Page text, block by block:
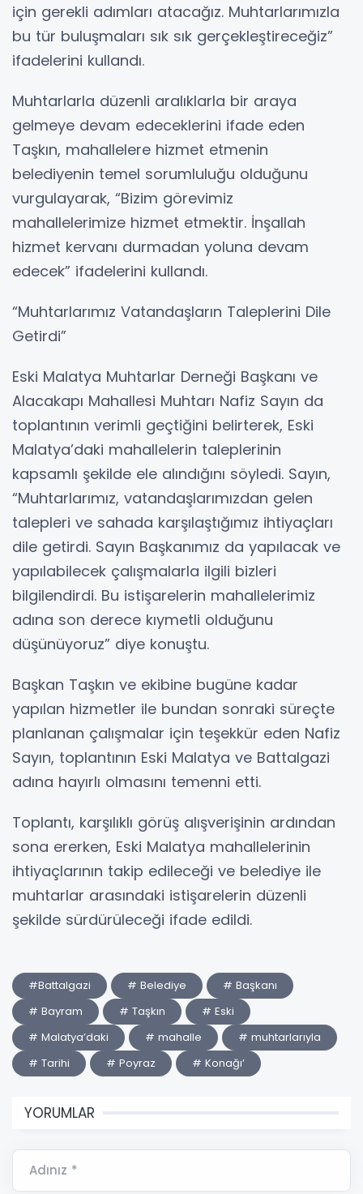
için gerekli adımları atacağız. Muhtarlarımızla
bu tür buluşmaları sık sık gerçekleştireceğiz”
ifadelerini kullandı.
Muhtarlarla düzenli aralıklarla bir araya
gelmeye devam edeceklerini ifade eden
Taşkın, mahallelere hizmet etmenin
belediyenin temel sorumluluğu olduğunu
vurgulayarak, “Bizim görevimiz
mahallelerimize hizmet etmektir. İnşallah
hizmet kervanı durmadan yoluna devam
edecek” ifadelerini kullandı.
“Muhtarlarımız Vatandaşların Taleplerini Dile
Getirdi”
Eski Malatya Muhtarlar Derneği Başkanı ve
Alacakapı Mahallesi Muhtarı Nafiz Sayın da
toplantının verimli geçtiğini belirterek, Eski
Malatya’daki mahallelerin taleplerinin
kapsamlı şekilde ele alındığını söyledi. Sayın,
“Muhtarlarımız, vatandaşlarımızdan gelen
talepleri ve sahada karşılaştığımız ihtiyaçları
dile getirdi. Sayın Başkanımız da yapılacak ve
yapılabilecek çalışmalarla ilgili bizleri
bilgilendirdi. Bu istişarelerin mahallelerimiz
adına son derece kıymetli olduğunu
düşünüyoruz” diye konuştu.
Başkan Taşkın ve ekibine bugüne kadar
yapılan hizmetler ile bundan sonraki süreçte
planlanan çalışmalar için teşekkür eden Nafiz
Sayın, toplantının Eski Malatya ve Battalgazi
adına hayırlı olmasını temenni etti.
Toplantı, karşılıklı görüş alışverişinin ardından
sona ererken, Eski Malatya mahallelerinin
ihtiyaçlarının takip edileceği ve belediye ile
muhtarlar arasındaki istişarelerin düzenli
şekilde sürdürüleceği ifade edildi.
#Battalgazi # Belediye
# Başkanı
# Bayram
# Taşkın
# Eski
# Malatya’daki
# mahalle
# muhtarlarıyla
# Tarihi
# Poyraz # Konağı’
YORUMLAR
Adınız *